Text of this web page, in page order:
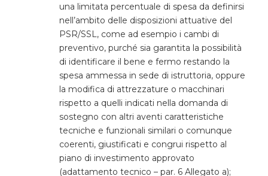
una limitata percentuale di spesa da definirsi
nell’ambito delle disposizioni attuative del
PSR/SSL, come ad esempio i cambi di
preventivo, purché sia garantita la possibilità
di identificare il bene e fermo restando la
spesa ammessa in sede di istruttoria, oppure
la modifica di attrezzature o macchinari
rispetto a quelli indicati nella domanda di
sostegno con altri aventi caratteristiche
tecniche e funzionali similari o comunque
coerenti, giustificati e congrui rispetto al
piano di investimento approvato
(adattamento tecnico – par. 6 Allegato a);